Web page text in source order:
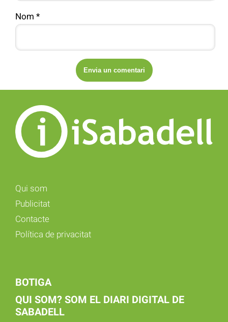
Nom *
Qui som
Publicitat
Contacte
Política de privacitat
BOTIGA
QUI SOM? SOM EL DIARI DIGITAL DE
SABADELL